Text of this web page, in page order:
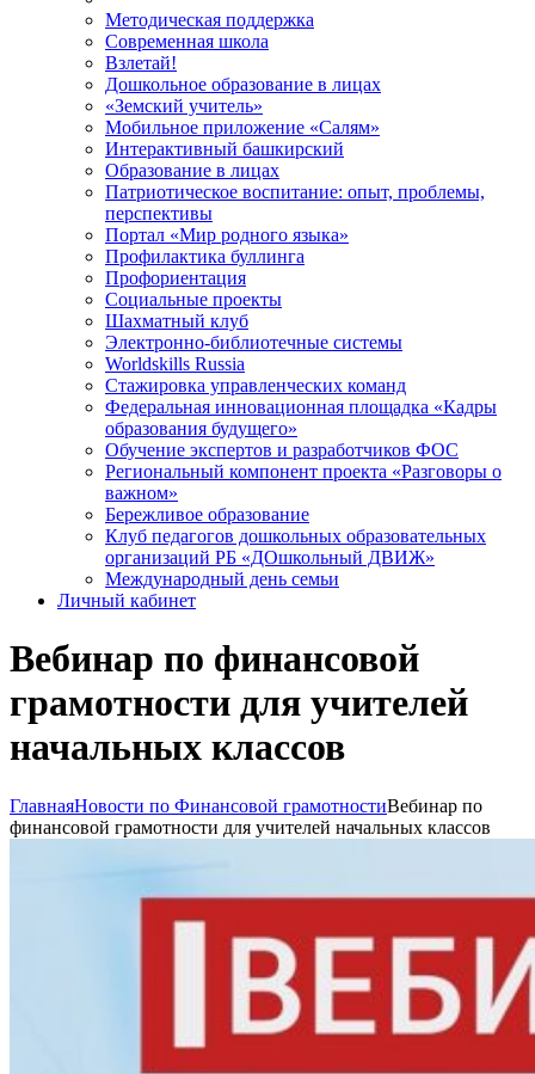
Методическая поддержка
Современная школа
Взлетай!
Дошкольное образование в лицах
«Земский учитель»
Мобильное приложение «Салям»
Интерактивный башкирский
Образование в лицах
Патриотическое воспитание: опыт, проблемы,
перспективы
Портал «Мир родного языка»
Профилактика буллинга
Профориентация
Социальные проекты
Шахматный клуб
Электронно-библиотечные системы
Worldskills Russia
Стажировка управленческих команд
Федеральная инновационная площадка «Кадры
образования будущего»
Обучение экспертов и разработчиков ФОС
Региональный компонент проекта «Разговоры о
важном»
Бережливое образование
Клуб педагогов дошкольных образовательных
организаций РБ «ДОшкольный ДВИЖ»
Международный день семьи
Личный кабинет
Вебинар по финансовой
грамотности для учителей
начальных классов
ГлавнаяНовости по Финансовой грамотностиВебинар по
финансовой грамотности для учителей начальных классов